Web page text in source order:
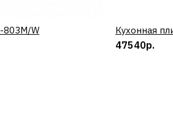
803M/W Кухонная
47540р.